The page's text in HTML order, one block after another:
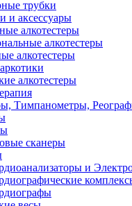
трубки
и аксессуары
алкотестеры
алкотестеры
алкотестеры
алкотестеры
Тимпанометры,
сканеры
и